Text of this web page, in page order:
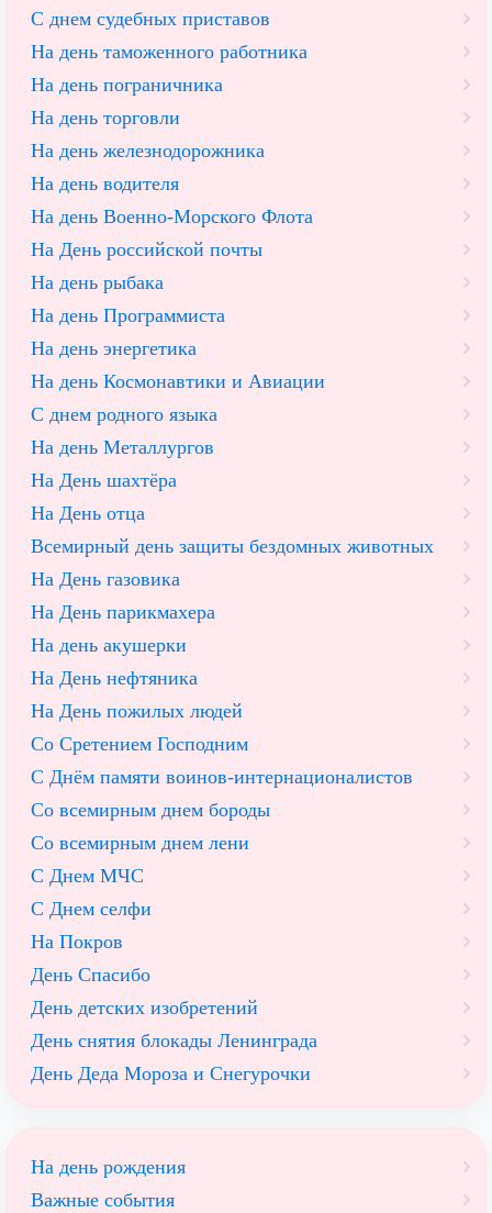
С днем судебных приставов
На день таможенного работника
На день пограничника
На день торговли
На день железнодорожника
На день водителя
На день Военно-Морского Флота
На День российской почты
На день рыбака
На день Программиста
На день энергетика
На день Космонавтики и Авиации
С днем родного языка
На день Металлургов
На День шахтёра
На День отца
Всемирный день защиты бездомных животных
На День газовика
На День парикмахера
На день акушерки
На День нефтяника
На День пожилых людей
Со Сретением Господним
С Днём памяти воинов-интернационалистов
Со всемирным днем бороды
Со всемирным днем лени
С Днем МЧС
С Днем селфи
На Покров
День Спасибо
День детских изобретений
День снятия блокады Ленинграда
День Деда Мороза и Снегурочки
На день рождения
Важные события